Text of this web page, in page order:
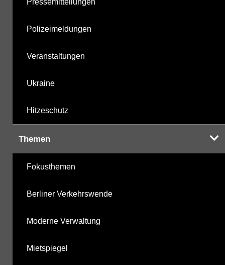
Polizeimeldungen
Veranstaltungen
Ukraine
Hitzeschutz
Themen
Fokusthemen
Berliner Verkehrswende
Moderne Verwaltung
Mietspiegel